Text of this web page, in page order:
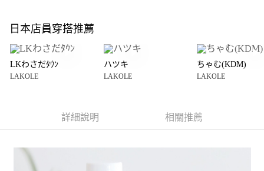
全盈+PAY
大哥付你分期
【大哥付你分期使用說明】
1.本服務由台灣大哥大提供，台灣大哥大用戶可立即使用無須另外申請。
3.實際核准額度、可分期數及費用金額請依後續交易確認頁面所載為準。
法說明評估內容。
【繳款方式說明】
AFTEE先享後付
AFTEE先享後付是「在收到商品之後才付款」的支付方式。 讓您購物簡單便
２．便利：只要手機號碼，簡訊認證，即可結帳。
３．安心：先確認商品／服務後，再付款。
每筆NT$80，滿NT$888(含以上)免運費
日本店員穿搭推薦
LKわさだﾀｳﾝ
LAKOLE
ハツキ
LAKOLE
ちゃむ(KDM)
LAKOLE
詳細說明 相關推薦